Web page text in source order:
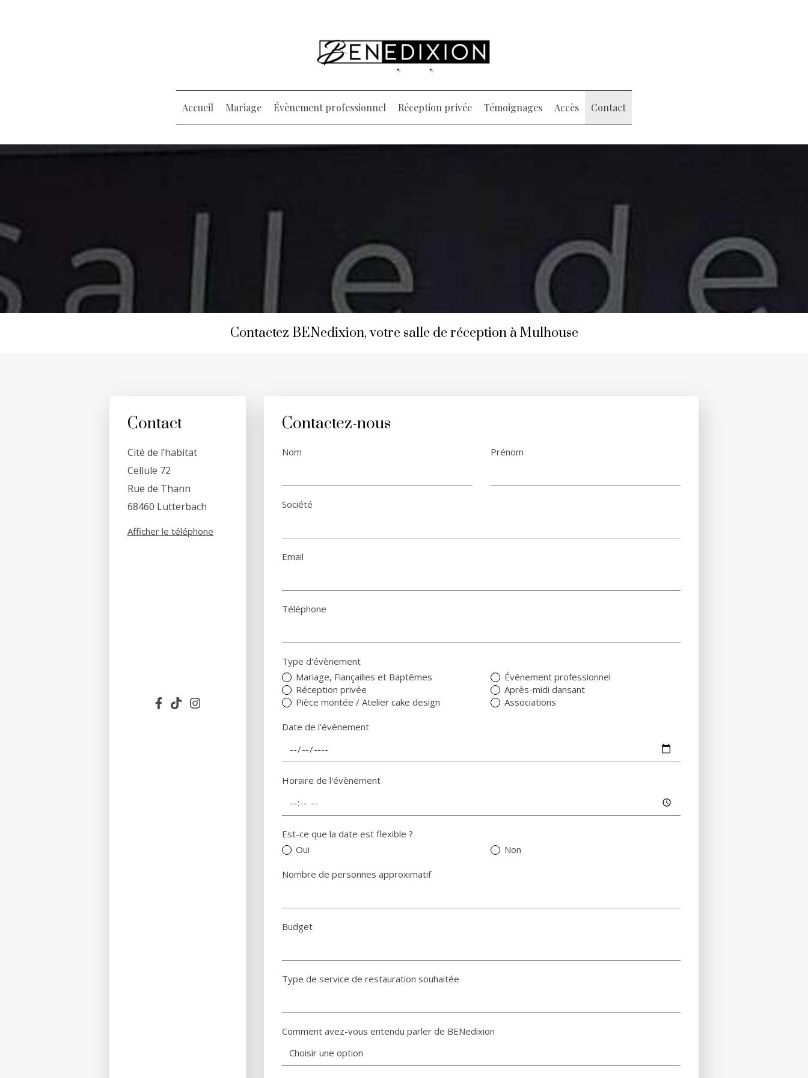
Accueil Mariage Évènement professionnel Réception privée Témoignages Accès Contact
Contactez BENedixion, votre salle de réception à Mulhouse
Contact
Cité de l’habitat
Cellule 72
Rue de Thann
68460 Lutterbach
Afficher le téléphone
Contactez-nous
Nom Prénom
Société
Email
Téléphone
Type d'évènement
Mariage, Fiançailles et Baptêmes
Évènement professionnel
Réception privée
Après-midi dansant
Pièce montée / Atelier cake design
Associations
Date de l'évènement
Horaire de l'évènement
Est-ce que la date est flexible ?
Oui
Non
Nombre de personnes approximatif
Budget
Type de service de restauration souhaitée
Comment avez-vous entendu parler de BENedixion
Choisir une option